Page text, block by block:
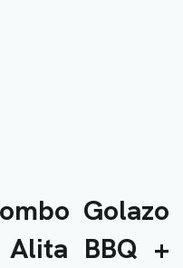
Golazo
BBQ +